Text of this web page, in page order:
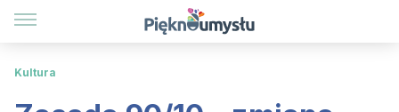
Kultura